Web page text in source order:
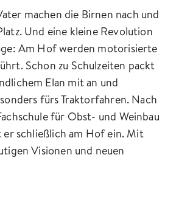
machen die Birnen nach und
Und eine kleine Revolution
Am Hof werden motorisierte
Schon zu Schulzeiten packt
Elan mit an und
fürs Traktorfahren. Nach
für Obst- und Weinbau
er schließlich am Hof ein. Mit
Visionen und neuen